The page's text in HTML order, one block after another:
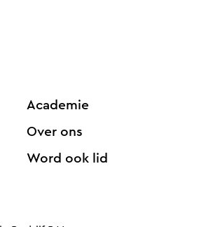
Academie
Over ons
Word ook lid